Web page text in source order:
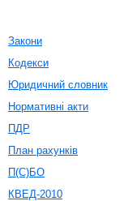
Закони
Кодекси
Юридичний словник
Нормативні акти
ПДР
План рахунків
П(С)БО
КВЕД-2010